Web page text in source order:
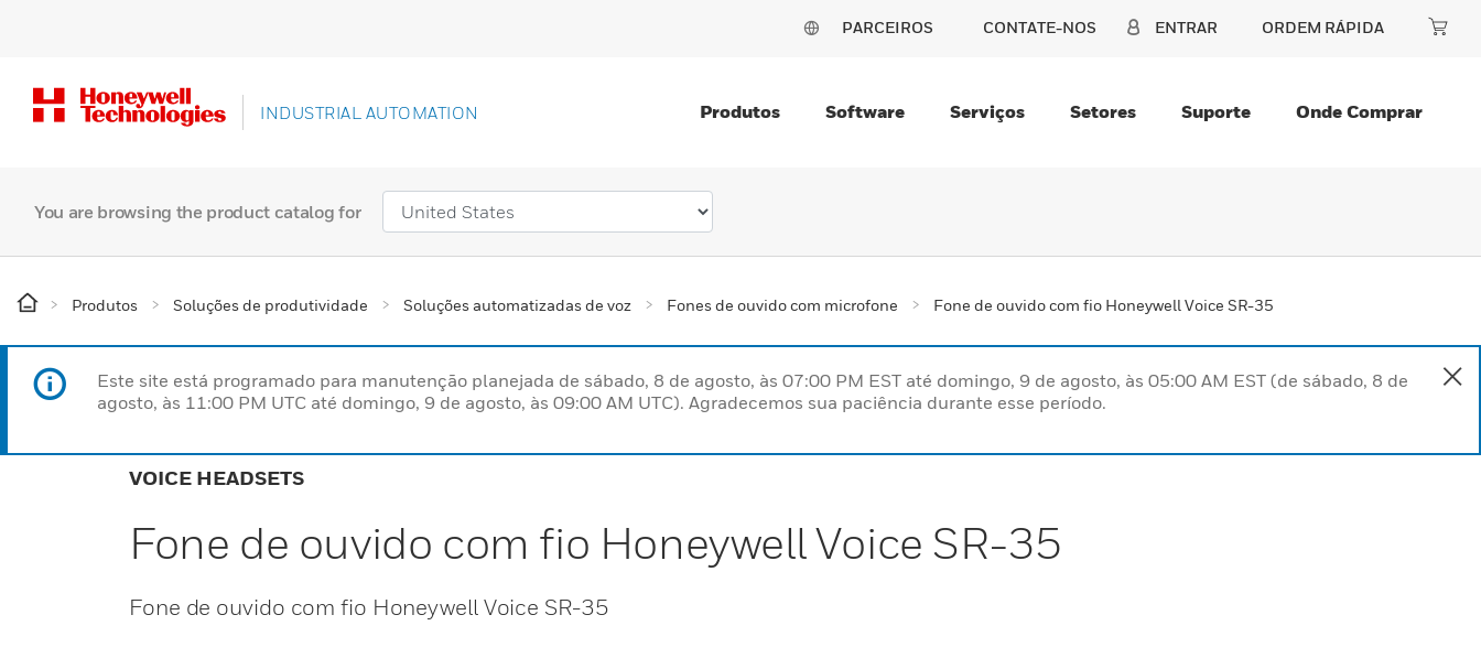
PARCEIROS CONTATE-NOS ENTRAR ORDEM RÁPIDA
INDUSTRIAL AUTOMATION Produtos Software Serviços Setores Suporte Onde Comprar
You are browsing the product catalog for
Produtos Soluções de produtividade Soluções automatizadas de voz Fones de ouvido com microfone Fone de ouvido com fio Honeywell Voice SR-35
Este site está programado para manutenção planejada de sábado, 8 de agosto, às 07:00 PM EST até domingo, 9 de agosto, às 05:00 AM EST (de sábado, 8 de
agosto, às 11:00 PM UTC até domingo, 9 de agosto, às 09:00 AM UTC). Agradecemos sua paciência durante esse período.
VOICE HEADSETS
Fone de ouvido com fio Honeywell Voice SR-35
Fone de ouvido com fio Honeywell Voice SR-35